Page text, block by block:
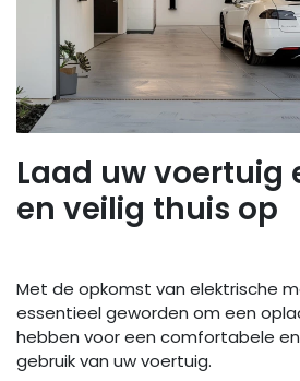
Laad uw voertuig
en veilig thuis op
Met de opkomst van elektrische
essentieel geworden om een
hebben voor een comfortabele
gebruik van uw voertuig.